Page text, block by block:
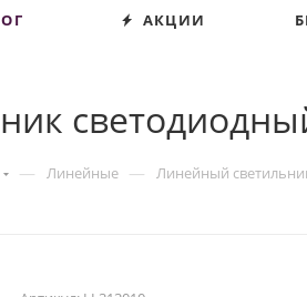
АКЦИИ
— Линейные — Линейный